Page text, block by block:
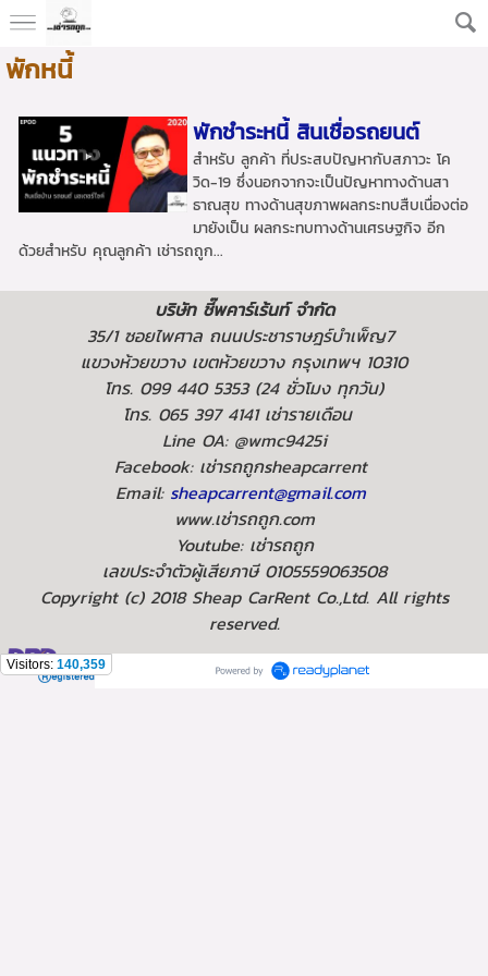
พักหนี้
พักชำระหนี้ สินเชื่อรถยนต์
สำหรับ ลูกค้า ที่ประสบปัญหากับสภาวะ โค
วิด-19 ซึ่งนอกจากจะเป็นปัญหาทางด้านสา
ธาณสุข ทางด้านสุขภาพผลกระทบสืบเนื่องต่อ
มายังเป็น ผลกระทบทางด้านเศรษฐกิจ อีก
ด้วยสำหรับ คุณลูกค้า เช่ารถถูก...
บริษัท ชี๊พคาร์เร้นท์ จำกัด
35/1 ซอยไพศาล ถนนประชาราษฎร์บำเพ็ญ7
แขวงห้วยขวาง เขตห้วยขวาง กรุงเทพฯ 10310
โทร. 099 440 5353 (24 ชั่วโมง ทุกวัน)
โทร. 065 397 4141 เช่ารายเดือน
Line OA: @wmc9425i
Facebook: เช่ารถถูกsheapcarrent
Email: sheapcarrent@gmail.com
www.เช่ารถถูก.com
Youtube: เช่ารถถูก
เลขประจำตัวผู้เสียภาษี 0105559063508
Copyright (c) 2018 Sheap CarRent Co.,Ltd. All rights
reserved.
Visitors: 140,359